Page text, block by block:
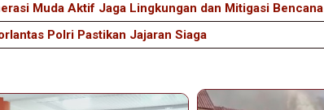
Muda Aktif Jaga Lingkungan dan Mitigasi Bencana
Polri Pastikan Jajaran Siaga